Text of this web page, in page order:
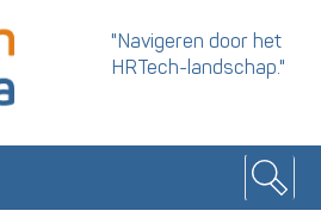
"Navigeren door het
HRTech-landschap."